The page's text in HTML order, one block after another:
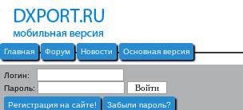
Главная Форум Новости Основная версия
Логин:
Пароль:
Регистрация на сайте!
Забыли пароль?